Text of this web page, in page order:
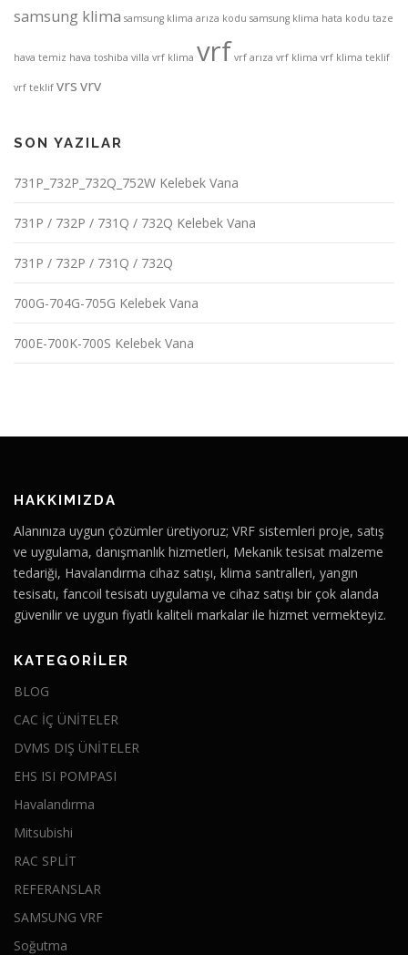
samsung klima samsung klima arıza kodu samsung klima hata kodu taze
hava temiz hava toshiba villa vrf klima vrf vrf arıza vrf klima vrf klima teklif
vrf teklif vrsvrv
SON YAZILAR
731P_732P_732Q_752W Kelebek Vana
731P / 732P / 731Q / 732Q Kelebek Vana
731P / 732P / 731Q / 732Q
700G-704G-705G Kelebek Vana
700E-700K-700S Kelebek Vana
HAKKIMIZDA
Alanınıza uygun çözümler üretiyoruz; VRF sistemleri proje, satış
ve uygulama, danışmanlık hizmetleri, Mekanik tesisat malzeme
tedariği, Havalandırma cihaz satışı, klima santralleri, yangın
tesisatı, fancoil tesisatı uygulama ve cihaz satışı bir çok alanda
güvenilir ve uygun fiyatlı kaliteli markalar ile hizmet vermekteyiz.
KATEGORILER
BLOG
CAC İÇ ÜNİTELER
DVMS DIŞ ÜNİTELER
EHS ISI POMPASI
Havalandırma
Mitsubishi
RAC SPLİT
REFERANSLAR
SAMSUNG VRF
Soğutma